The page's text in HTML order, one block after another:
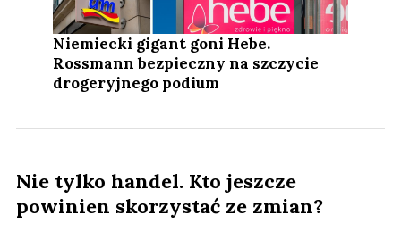
Niemiecki gigant goni Hebe.
Rossmann bezpieczny na szczycie
drogeryjnego podium
Nie tylko handel. Kto jeszcze
powinien skorzystać ze zmian?